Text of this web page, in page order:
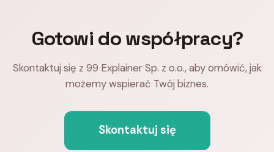
Gotowi do współpracy?
Skontaktuj się z 99 Explainer Sp. z o.o., aby omówić, jak
możemy wspierać Twój biznes.
Skontaktuj się